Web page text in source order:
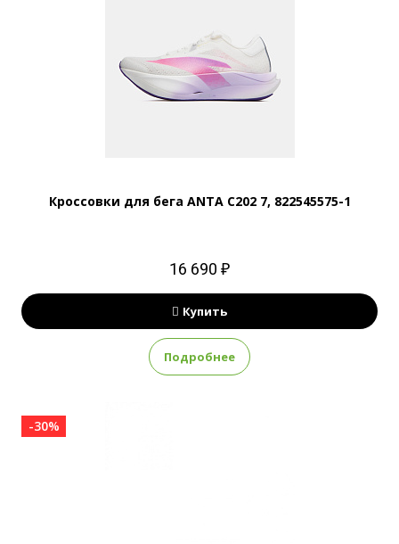
Кроссовки для бега ANTA C202 7, 822545575-1
16 690 ₽
Купить
Подробнее
-30%